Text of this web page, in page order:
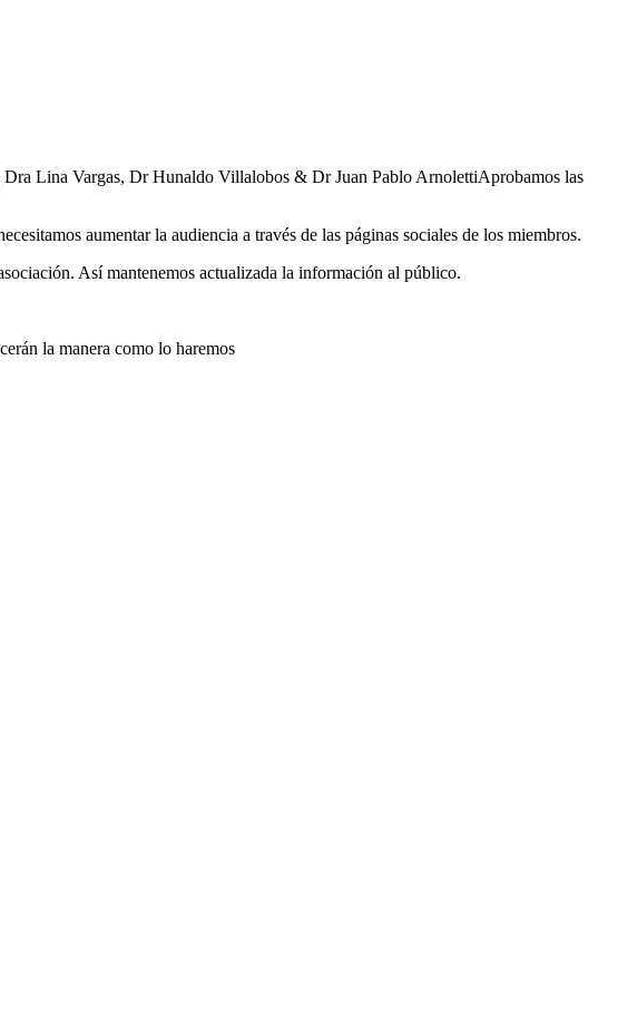
Lina Vargas, Dr Hunaldo Villalobos & Dr Juan Pablo ArnolettiAprobamos las
aumentar la audiencia a través de las páginas sociales de los miembros.
Así mantenemos actualizada la información al público.
la manera como lo haremos